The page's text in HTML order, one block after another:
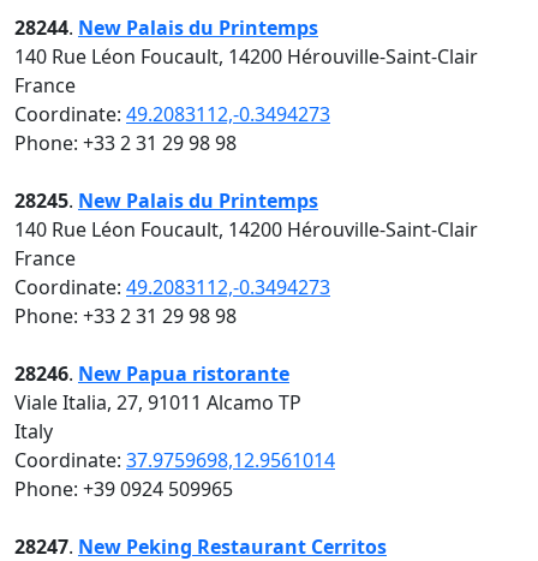
28244. New Palais du Printemps
140 Rue Léon Foucault, 14200 Hérouville-Saint-Clair
France
Coordinate: 49.2083112,-0.3494273
Phone: +33 2 31 29 98 98
28245. New Palais du Printemps
140 Rue Léon Foucault, 14200 Hérouville-Saint-Clair
France
Coordinate: 49.2083112,-0.3494273
Phone: +33 2 31 29 98 98
28246. New Papua ristorante
Viale Italia, 27, 91011 Alcamo TP
Italy
Coordinate: 37.9759698,12.9561014
Phone: +39 0924 509965
28247. New Peking Restaurant Cerritos